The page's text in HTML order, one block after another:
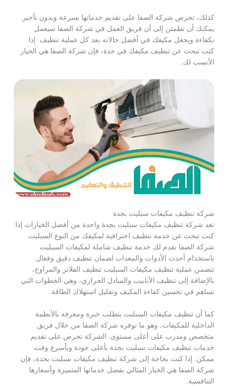
كذلك، تحرص شركة الصفا على تقديم خدماتها بسرعة وبدون تأخير.
يمكنك أن تطمئن إلى أن فريق العمل في شركة الصفا سيعمل
بكفاءة ويجعل مكيفك في أفضل حالاته بعد كل عملية تنظيف. إذا
كنت تبحث عن تنظيف مكيفك في جدة، فإن شركة الصفا هي الخيار
الأنسب لك.
شركة تنظيف مكيفات سبليت بجدة
تعد شركة تنظيف مكيفات سبليت بجدة واحدة من أفضل الخيارات إذا
كنت تبحث عن خدمة تنظيف احترافية لمكيفك من النوع السبليت.
شركة الصفا تقدم لك خدمة تنظيف شاملة لمكيفات السبليت
باستخدام أحدث الأدوات والمعدات لضمان تنظيف دقيق وفعال.
تتضمن عملية تنظيف مكيفات السبليت تنظيف الفلاتر والمراوح،
بالإضافة إلى تنظيف الأنابيب والمبادل الحراري، وهي الخطوات التي
تساهم في تحسين كفاءة المكيف وتقليل استهلاك الطاقة.
كما أن تنظيف مكيفات السبليت يتطلب خبرة ومعرفة بالأنظمة
الداخلية للمكيفات، وهو ما توفره شركة الصفا من خلال فريق
متخصص ومدرب على أعلى مستوى. الشركة تحرص على تقديم
خدمات تنظيف مكيفات سبليت بجدة بأعلى جودة وبأسرع وقت
ممكن. إذا كنت بحاجة إلى شركة تنظيف مكيفات سبليت بجدة، فإن
شركة الصفا هي الخيار المثالي بفضل خدماتها المتميزة وأسعارها
التنافسية.